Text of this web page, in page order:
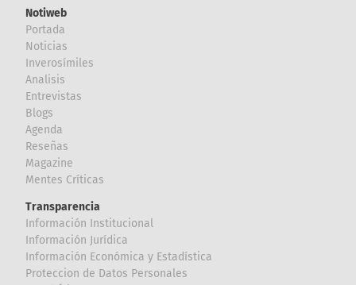
Notiweb
Portada
Noticias
Inverosímiles
Analisis
Entrevistas
Blogs
Agenda
Reseñas
Magazine
Mentes Críticas
Transparencia
Información Institucional
Información Jurídica
Información Económica y Estadística
Proteccion de Datos Personales